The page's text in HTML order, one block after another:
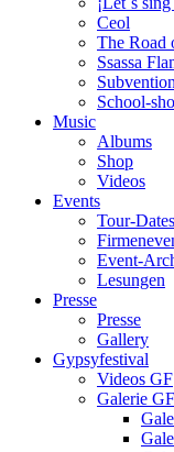
Ceol
The Road
Ssassa
Subvention
School-
Music
Albums
Shop
Videos
Events
Tour-Dates
Event-
Lesungen
Presse
Presse
Gallery
Gypsyfestival
Videos GF
Galerie GF